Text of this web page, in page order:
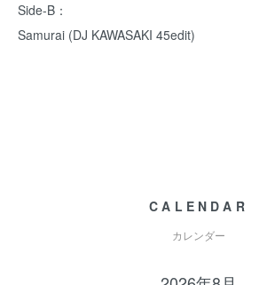
Side-B：
Samurai (DJ KAWASAKI 45edit)
CALENDAR
カレンダー